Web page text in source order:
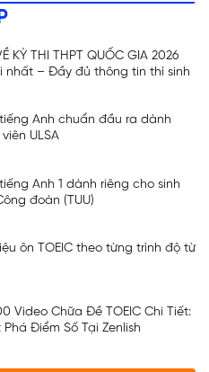
KỲ THI THPT QUỐC GIA 2026
nhất – Đầy đủ thông tin thí sinh
Anh chuẩn đầu ra dành
ULSA
Anh 1 dành riêng cho sinh
đoàn (TUU)
ôn TOEIC theo từng trình độ từ
Video Chữa Đề TOEIC Chi Tiết:
Điểm Số Tại Zenlish
TƯ VẤN